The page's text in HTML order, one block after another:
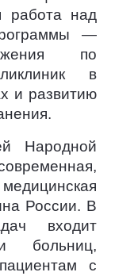
работа над
—
по
в
и развитию
Народной
России. В
входит
больниц,
с